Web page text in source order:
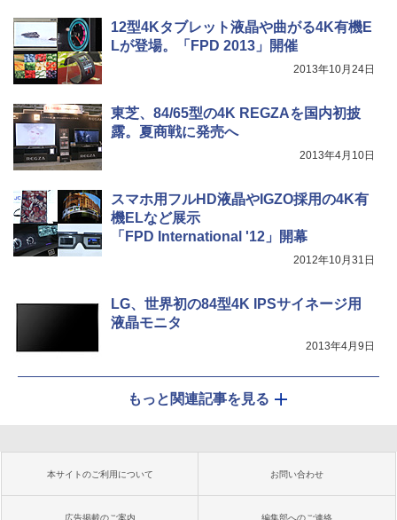
12型4Kタブレット液晶や曲がる4K有機E
Lが登場。「FPD 2013」開催
2013年10月24日
東芝、84/65型の4K REGZAを国内初披
露。夏商戦に発売へ
2013年4月10日
スマホ用フルHD液晶やIGZO採用の4K有
機ELなど展示
「FPD International '12」開幕
2012年10月31日
LG、世界初の84型4K IPSサイネージ用
液晶モニタ
2013年4月9日
もっと関連記事を見る
本サイトのご利用について お問い合わせ
広告掲載のご案内 編集部へのご連絡